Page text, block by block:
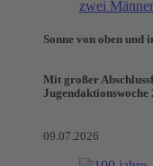
Sonne von oben und
Mit großer
09.07.2026